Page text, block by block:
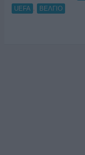
UEFA
ΒΕΛΓΙΟ